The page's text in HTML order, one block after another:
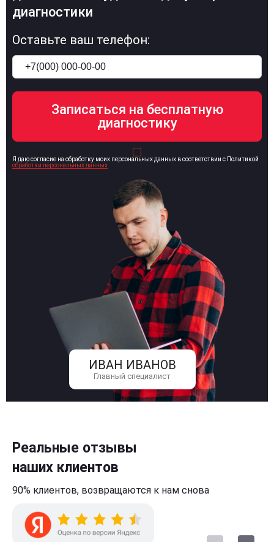
ИВАН ИВАНОВ
Главный специалист
диагностики
Оставьте ваш телефон:
Я даю согласие на обработку моих персональных данных в соответствии с Политикой
обработки персональных данных
Реальные отзывы
наших клиентов
90% клиентов, возвращаются к нам снова